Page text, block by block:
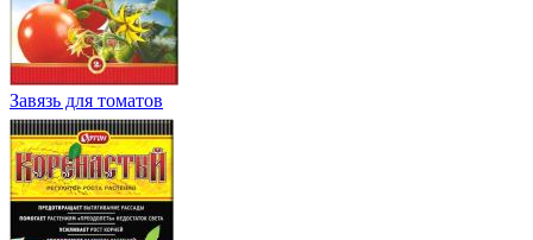
Завязь для томатов